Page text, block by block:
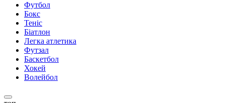
Футбол
Бокс
Теніс
Біатлон
Легка атлетика
Футзал
Баскетбол
Хокей
Волейбол